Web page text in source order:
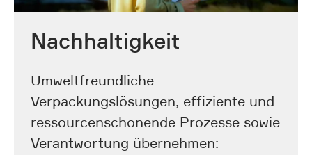
Nachhaltigkeit
Umweltfreundliche
Verpackungslösungen, effiziente und
ressourcenschonende Prozesse sowie
Verantwortung übernehmen: